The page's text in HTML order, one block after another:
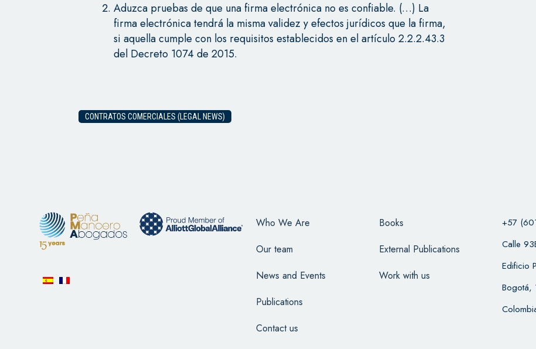
Aduzca pruebas de que una firma electrónica no es confiable. (…) La
firma electrónica tendrá la misma validez y efectos jurídicos que la firma,
si aquella cumple con los requisitos establecidos en el artículo 2.2.2.43.3
del Decreto 1074 de 2015.
CONTRATOS COMERCIALES (LEGAL NEWS)
Who We Are
Our team
News and Events
Publications
Contact us
Books
External Publications
Work with us
+57
Calle
Edificio
Bogotá,